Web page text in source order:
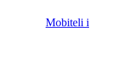
Mobiteli i